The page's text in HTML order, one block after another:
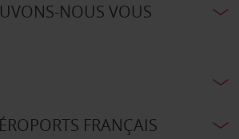
NOUS VOUS
FRANÇAIS